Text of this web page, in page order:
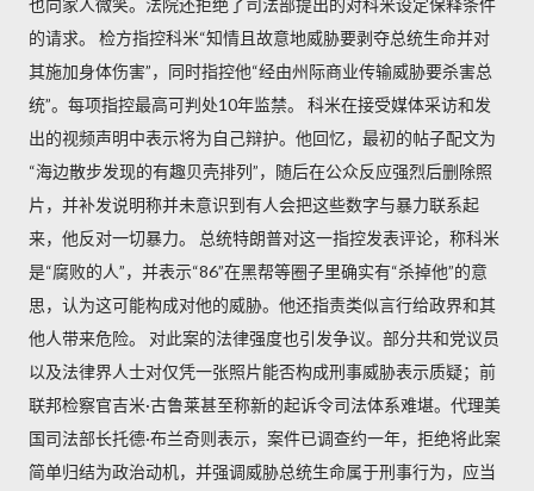
也向家人微笑。法院还拒绝了司法部提出的对科米设定保释条件
的请求。 检方指控科米“知情且故意地威胁要剥夺总统生命并对
其施加身体伤害”，同时指控他“经由州际商业传输威胁要杀害总
统”。每项指控最高可判处10年监禁。 科米在接受媒体采访和发
出的视频声明中表示将为自己辩护。他回忆，最初的帖子配文为
“海边散步发现的有趣贝壳排列”，随后在公众反应强烈后删除照
片，并补发说明称并未意识到有人会把这些数字与暴力联系起
来，他反对一切暴力。 总统特朗普对这一指控发表评论，称科米
是“腐败的人”，并表示“86”在黑帮等圈子里确实有“杀掉他”的意
思，认为这可能构成对他的威胁。他还指责类似言行给政界和其
他人带来危险。 对此案的法律强度也引发争议。部分共和党议员
以及法律界人士对仅凭一张照片能否构成刑事威胁表示质疑；前
联邦检察官吉米·古鲁莱甚至称新的起诉令司法体系难堪。代理美
国司法部长托德·布兰奇则表示，案件已调查约一年，拒绝将此案
简单归结为政治动机，并强调威胁总统生命属于刑事行为，应当